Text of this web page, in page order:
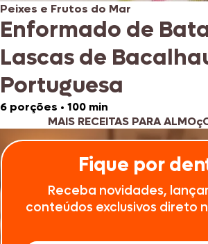
Peixes e Frutos do Mar
Enformado de
Lascas de
Portuguesa
6 porções • 100 min
MAIS RECEITAS PARA
Fique por
Receba novidades,
conteúdos exclusivos direto